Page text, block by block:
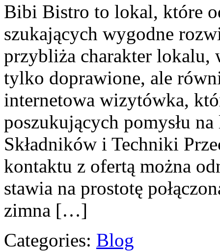
Bibi Bistro to lokal, które
szukających wygodne
przybliża charakter lokalu,
tylko doprawione, ale
internetowa wizytówka,
poszukujących pomysłu
Składników i Techniki
kontaktu z ofertą można
stawia na prostotę
zimna […]
Categories: Blog